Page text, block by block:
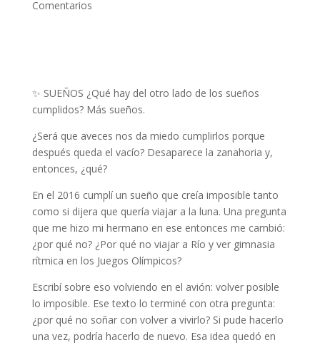
Comentarios
✨ SUEÑOS ¿Qué hay del otro lado de los sueños
cumplidos? Más sueños.
¿Será que aveces nos da miedo cumplirlos porque
después queda el vacío? Desaparece la zanahoria y,
entonces, ¿qué?
En el 2016 cumplí un sueño que creía imposible tanto
como si dijera que quería viajar a la luna. Una pregunta
que me hizo mi hermano en ese entonces me cambió:
¿por qué no? ¿Por qué no viajar a Río y ver gimnasia
rítmica en los Juegos Olímpicos?
Escribí sobre eso volviendo en el avión: volver posible
lo imposible. Ese texto lo terminé con otra pregunta:
¿por qué no soñar con volver a vivirlo? Si pude hacerlo
una vez, podría hacerlo de nuevo. Esa idea quedó en